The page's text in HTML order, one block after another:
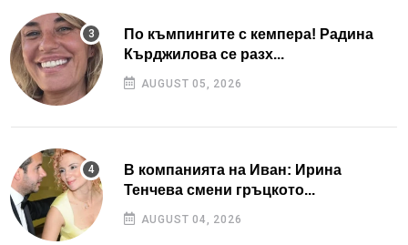
По къмпингите с кемпера! Радина
Кърджилова се разх...
AUGUST 05, 2026
В компанията на Иван: Ирина
Тенчева смени гръцкото...
AUGUST 04, 2026